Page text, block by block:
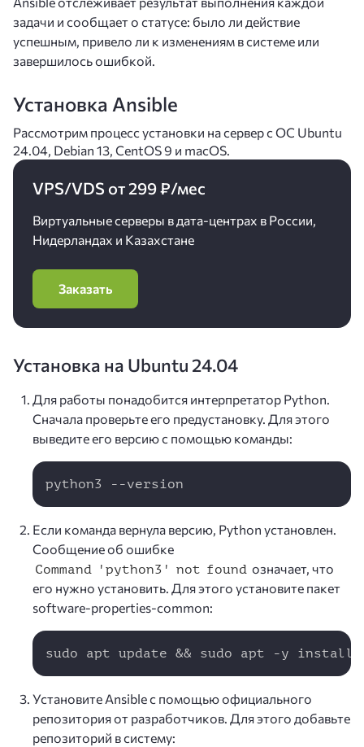
задачи и сообщает о статусе: было ли действие
успешным, привело ли к изменениям в системе или
завершилось ошибкой.
Установка Ansible
Рассмотрим процесс установки на сервер с ОС Ubuntu
24.04, Debian 13, CentOS 9 и macOS.
VPS/VDS от 299 ₽/мес
Виртуальные серверы в дата-центрах в России,
Нидерландах и Казахстане
Заказать
Установка на Ubuntu 24.04
Для работы понадобится интерпретатор Python.
Сначала проверьте его предустановку. Для этого
выведите его версию с помощью команды:
python3 --version
Если команда вернула версию, Python установлен.
Сообщение об ошибке
Command 'python3' not found означает, что
его нужно установить. Для этого установите пакет
software-properties-common:
sudo apt update && sudo apt -y install
Установите Ansible с помощью официального
репозитория от разработчиков. Для этого добавьте
репозиторий в систему: